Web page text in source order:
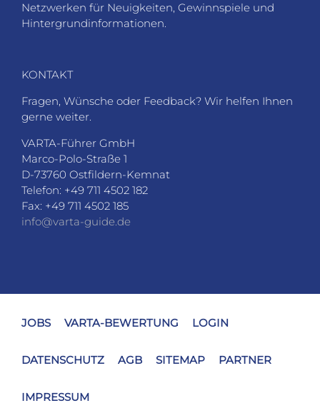
Netzwerken für Neuigkeiten, Gewinnspiele und
Hintergrundinformationen.
KONTAKT
Fragen, Wünsche oder Feedback? Wir helfen Ihnen
gerne weiter.
VARTA-Führer GmbH
Marco-Polo-Straße 1
D-73760 Ostfildern-Kemnat
Telefon: +49 711 4502 182
Fax: +49 711 4502 185
info@varta-guide.de
JOBS VARTA-BEWERTUNG LOGIN
DATENSCHUTZ AGB SITEMAP PARTNER
IMPRESSUM